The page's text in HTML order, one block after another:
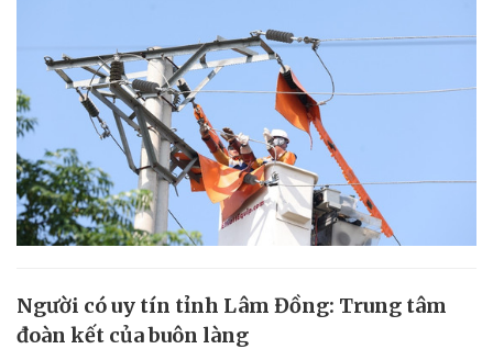
Người có uy tín tỉnh Lâm Đồng: Trung tâm
đoàn kết của buôn làng